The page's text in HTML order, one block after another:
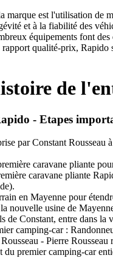
marque est l'utilisation de
et à la fiabilité des
équipements font
qualité-prix, Rapido
de
- Etapes
par Constant
caravane pliante
caravane pliante
en Mayenne pour
nouvelle usine de
de Constant, entre dans la
camping-car :
- Pierre Rousseau
du premier camping-car